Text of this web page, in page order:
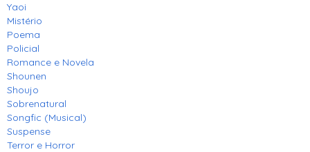
Yaoi
Mistério
Poema
Policial
Romance e Novela
Shounen
Shoujo
Sobrenatural
Songfic (Musical)
Suspense
Terror e Horror